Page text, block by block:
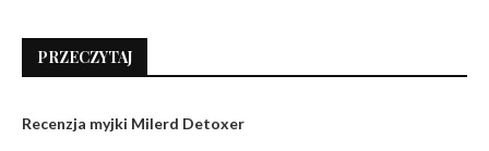
PRZECZYTAJ
Recenzja myjki Milerd Detoxer